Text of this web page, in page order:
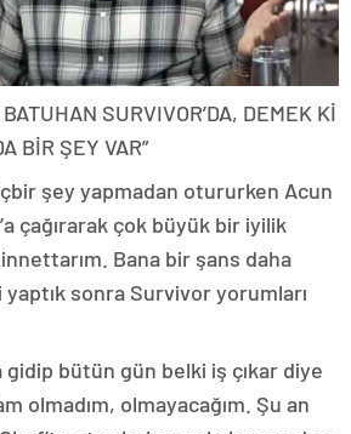
SURVIVOR’DA, DEMEK Kİ
BİR ŞEY VAR”
şey yapmadan otururken Acun
çağırarak çok büyük bir iyilik
Bana bir şans daha
yaptık sonra Survivor yorumları
gidip bütün gün belki iş çıkar diye
olmadım, olmayacağım. Şu an